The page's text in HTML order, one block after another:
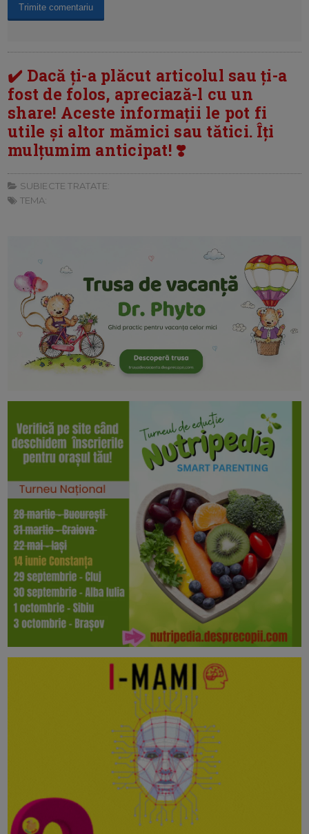
✔️ Dacă ți-a plăcut articolul sau ți-a
fost de folos, apreciază-l cu un
share! Aceste informații le pot fi
utile și altor mămici sau tătici. Îți
mulțumim anticipat! ❣️
SUBIECTE TRATATE:
TEMA: